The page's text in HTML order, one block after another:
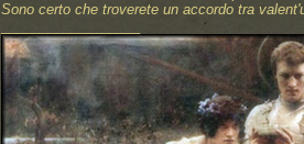
Sono certo che troverete un accordo tra